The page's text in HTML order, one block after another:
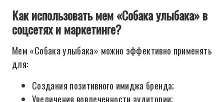
Как использовать мем «Собака улыбака» в
соцсетях и маркетинге?
Мем «Собака улыбака» можно эффективно применять
для:
Создания позитивного имиджа бренда;
Увеличения вовлеченности аудитории;